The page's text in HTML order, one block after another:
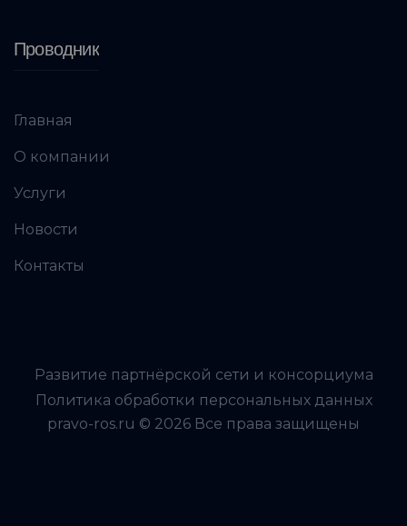
Проводник
Главная
О компании
Услуги
Новости
Контакты
Развитие партнёрской сети и консорциума
Политика обработки персональных данных
pravo-ros.ru © 2026 Все права защищены